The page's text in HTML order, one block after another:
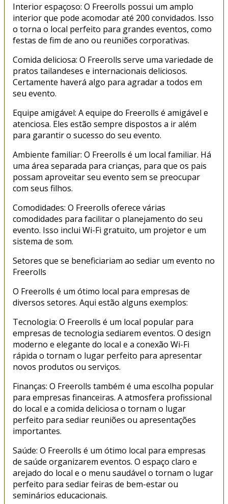
Interior espaçoso: O Freerolls possui um amplo
interior que pode acomodar até 200 convidados. Isso
o torna o local perfeito para grandes eventos, como
festas de fim de ano ou reuniões corporativas.
Comida deliciosa: O Freerolls serve uma variedade de
pratos tailandeses e internacionais deliciosos.
Certamente haverá algo para agradar a todos em
seu evento.
Equipe amigável: A equipe do Freerolls é amigável e
atenciosa. Eles estão sempre dispostos a ir além
para garantir o sucesso do seu evento.
Ambiente familiar: O Freerolls é um local familiar. Há
uma área separada para crianças, para que os pais
possam aproveitar seu evento sem se preocupar
com seus filhos.
Comodidades: O Freerolls oferece várias
comodidades para facilitar o planejamento do seu
evento. Isso inclui Wi-Fi gratuito, um projetor e um
sistema de som.
Setores que se beneficiariam ao sediar um evento no
Freerolls
O Freerolls é um ótimo local para empresas de
diversos setores. Aqui estão alguns exemplos:
Tecnologia: O Freerolls é um local popular para
empresas de tecnologia sediarem eventos. O design
moderno e elegante do local e a conexão Wi-Fi
rápida o tornam o lugar perfeito para apresentar
novos produtos ou serviços.
Finanças: O Freerolls também é uma escolha popular
para empresas financeiras. A atmosfera profissional
do local e a comida deliciosa o tornam o lugar
perfeito para sediar reuniões ou apresentações
importantes.
Saúde: O Freerolls é um ótimo local para empresas
de saúde organizarem eventos. O espaço claro e
arejado do local e o menu saudável o tornam o lugar
perfeito para sediar feiras de bem-estar ou
seminários educacionais.